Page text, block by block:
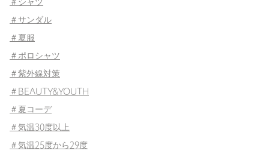
＃シャツ
＃サンダル
＃夏服
＃ポロシャツ
＃紫外線対策
＃BEAUTY&YOUTH
＃夏コーデ
＃気温30度以上
＃気温25度から29度